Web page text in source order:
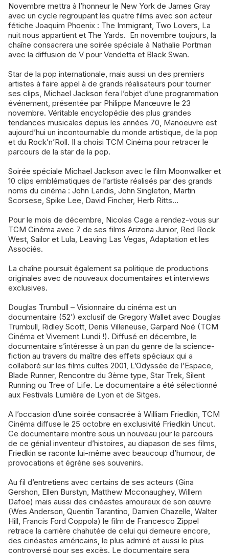
Novembre mettra à l’honneur le New York de James Gray
avec un cycle regroupant les quatre films avec son acteur
fétiche Joaquim Phoenix : The Immigrant, Two Lovers, La
nuit nous appartient et The Yards. En novembre toujours, la
chaîne consacrera une soirée spéciale à Nathalie Portman
avec la diffusion de V pour Vendetta et Black Swan.
Star de la pop internationale, mais aussi un des premiers
artistes à faire appel à de grands réalisateurs pour tourner
ses clips, Michael Jackson fera l’objet d’une programmation
événement, présentée par Philippe Manœuvre le 23
novembre. Véritable encyclopédie des plus grandes
tendances musicales depuis les années 70, Manoeuvre est
aujourd’hui un incontournable du monde artistique, de la pop
et du Rock’n’Roll. Il a choisi TCM Cinéma pour retracer le
parcours de la star de la pop.
Soirée spéciale Michael Jackson avec le film Moonwalker et
10 clips emblématiques de l’artiste réalisés par des grands
noms du cinéma : John Landis, John Singleton, Martin
Scorsese, Spike Lee, David Fincher, Herb Ritts…
Pour le mois de décembre, Nicolas Cage a rendez-vous sur
TCM Cinéma avec 7 de ses films Arizona Junior, Red Rock
West, Sailor et Lula, Leaving Las Vegas, Adaptation et les
Associés.
La chaîne poursuit également sa politique de productions
originales avec de nouveaux documentaires et interviews
exclusives.
Douglas Trumbull – Visionnaire du cinéma est un
documentaire (52’) exclusif de Gregory Wallet avec Douglas
Trumbull, Ridley Scott, Denis Villeneuse, Garpard Noé (TCM
Cinéma et Vivement Lundi !). Diffusé en décembre, le
documentaire s’intéresse à un pan du genre de la science-
fiction au travers du maître des effets spéciaux qui a
collaboré sur les films cultes 2001, L’Odyssée de l’Espace,
Blade Runner, Rencontre du 3ème type, Star Trek, Silent
Running ou Tree of Life. Le documentaire a été sélectionné
aux Festivals Lumière de Lyon et de Sitges.
A l’occasion d’une soirée consacrée à William Friedkin, TCM
Cinéma diffuse le 25 octobre en exclusivité Friedkin Uncut.
Ce documentaire montre sous un nouveau jour le parcours
de ce génial inventeur d’histoires, au diapason de ses films,
Friedkin se raconte lui-même avec beaucoup d’humour, de
provocations et égrène ses souvenirs.
Au fil d’entretiens avec certains de ses acteurs (Gina
Gershon, Ellen Burstyn, Matthew Mcconaughey, Willem
Dafoe) mais aussi des cinéastes amoureux de son œuvre
(Wes Anderson, Quentin Tarantino, Damien Chazelle, Walter
Hill, Francis Ford Coppola) le film de Francesco Zippel
retrace la carrière chahutée de celui qui demeure encore,
des cinéastes américains, le plus admiré et aussi le plus
controversé pour ses excès. Le documentaire sera